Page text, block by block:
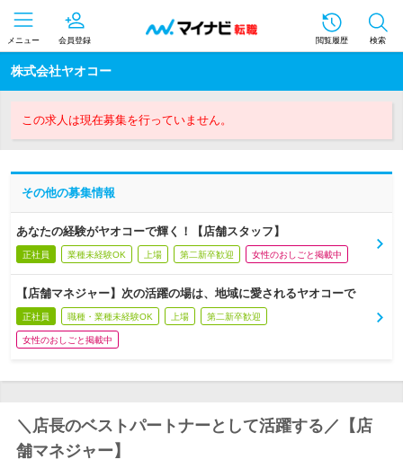
メニュー 会員登録 閲覧履歴 検索
株式会社ヤオコー
この求人は現在募集を行っていません。
その他の募集情報
あなたの経験がヤオコーで輝く！【店舗スタッフ】
正社員 業種未経験OK 上場 第二新卒歓迎 女性のおしごと掲載中
【店舗マネジャー】次の活躍の場は、地域に愛されるヤオコーで
正社員 職種・業種未経験OK 上場 第二新卒歓迎
女性のおしごと掲載中
＼店長のベストパートナーとして活躍する／【店
舗マネジャー】